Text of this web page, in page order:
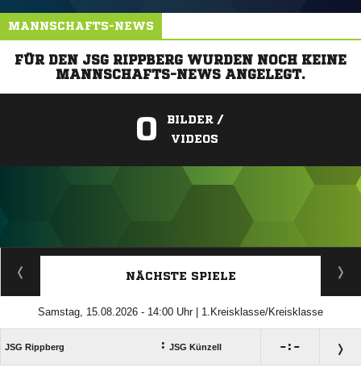
MANNSCHAFTS-NEWS
FÜR DEN JSG RIPPBERG WURDEN NOCH KEINE
MANNSCHAFTS-NEWS ANGELEGT.
0
BILDER /
VIDEOS
ANZEIGE
NÄCHSTE SPIELE
Samstag, 15.08.2026 - 14:00 Uhr | 1.Kreisklasse/Kreisklasse
JSG Rippberg : JSG Künzell : 